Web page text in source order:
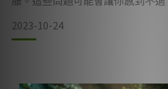
注意使用頭皮淨化來解決換季時頭
應對秋冬換季頭皮問題的有效方法
2023-10-24